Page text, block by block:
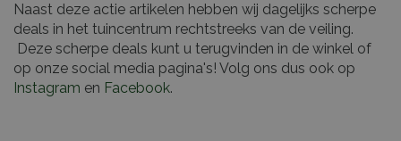
Naast deze actie artikelen hebben wij dagelijks scherpe
deals in het tuincentrum rechtstreeks van de veiling.
Deze scherpe deals kunt u terugvinden in de winkel of
op onze social media pagina's! Volg ons dus ook op
Instagram en Facebook.